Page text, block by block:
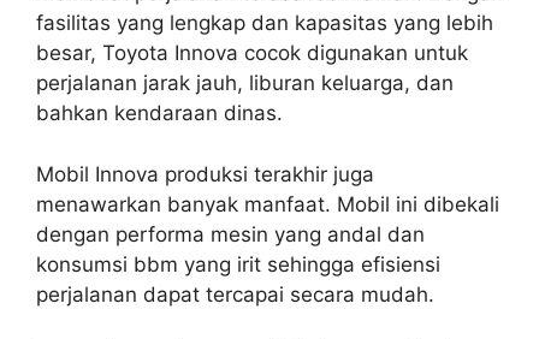
fasilitas yang lengkap dan kapasitas yang lebih
besar, Toyota Innova cocok digunakan untuk
perjalanan jarak jauh, liburan keluarga, dan
bahkan kendaraan dinas.
Mobil Innova produksi terakhir juga
menawarkan banyak manfaat. Mobil ini dibekali
dengan performa mesin yang andal dan
konsumsi bbm yang irit sehingga efisiensi
perjalanan dapat tercapai secara mudah.